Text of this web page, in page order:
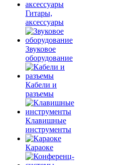
Гитары,
аксессуары
Звуковое
оборудование
Кабели и
разъемы
Клавишные
инструменты
Караоке